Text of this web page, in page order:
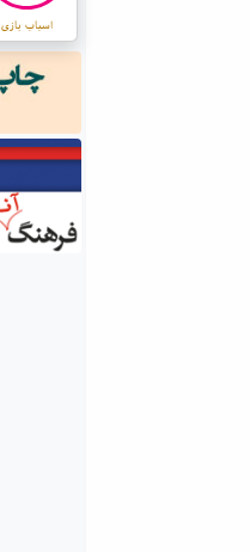
اسباب بازی